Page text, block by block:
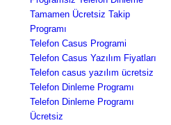
Tamamen Ücretsiz Takip
Programı
Telefon Casus Programi
Telefon Casus Yazılım Fiyatları
Telefon casus yazılım ücretsiz
Telefon Dinleme Programı
Telefon Dinleme Programı
Ücretsiz